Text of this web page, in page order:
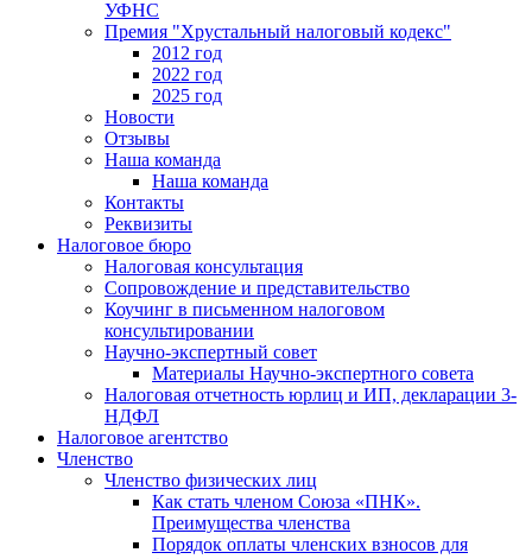
УФНС
Премия "Хрустальный налоговый кодекс"
2012 год
2022 год
2025 год
Новости
Отзывы
Наша команда
Наша команда
Контакты
Реквизиты
Налоговое бюро
Налоговая консультация
Cопровождение и представительство
Коучинг в письменном налоговом
консультировании
Научно-экспертный совет
Материалы Научно-экспертного совета
Налоговая отчетность юрлиц и ИП, декларации 3-
НДФЛ
Налоговое агентство
Членство
Членство физических лиц
Как стать членом Союза «ПНК».
Преимущества членства
Порядок оплаты членских взносов для